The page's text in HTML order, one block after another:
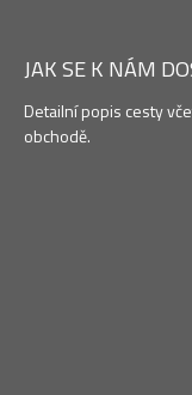
JAK SE K NÁM
Detailní popis cesty
obchodě.